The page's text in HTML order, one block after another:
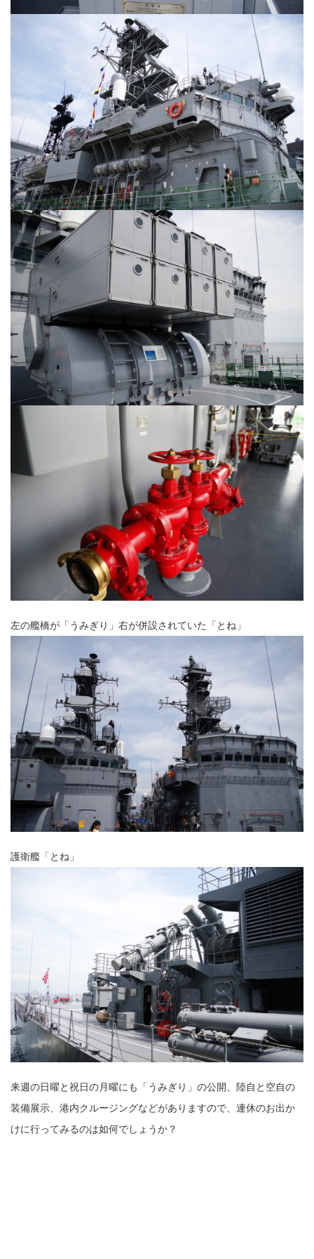
左の艦橋が「うみぎり」右が併設されていた「とね」
護衛艦「とね」
来週の日曜と祝日の月曜にも「うみぎり」の公開、陸自と空自の
装備展示、港内クルージングなどがありますので、連休のお出か
けに行ってみるのは如何でしょうか？